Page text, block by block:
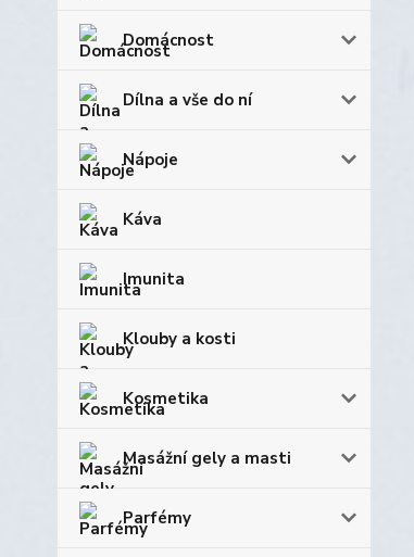
Domácnost
Dílna a vše do ní
Nápoje
Káva
Imunita
Klouby a kosti
Kosmetika
Masážní gely a masti
Parfémy